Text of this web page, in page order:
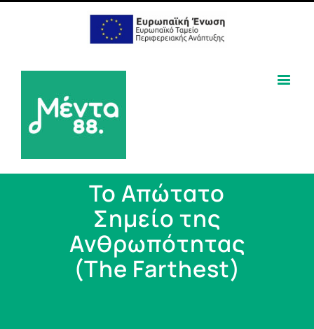
Το Απώτατο
Σημείο της
Ανθρωπότητας
(The Farthest)